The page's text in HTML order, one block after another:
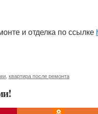
и отделка по ссылке
квартира после ремонта